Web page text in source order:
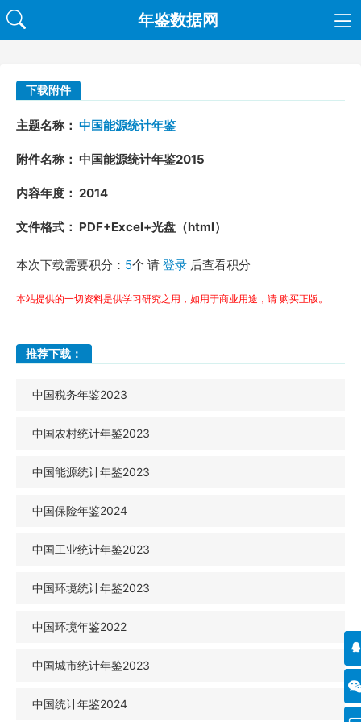
年鉴数据网
下载附件
主题名称： 中国能源统计年鉴
附件名称： 中国能源统计年鉴2015
内容年度： 2014
文件格式： PDF+Excel+光盘（html）
本次下载需要积分： 5个 请 登录 后查看积分
本站提供的一切资料是供学习研究之用，如用于商业用途，请 购买正版。
推荐下载：
中国税务年鉴2023
中国农村统计年鉴2023
中国能源统计年鉴2023
中国保险年鉴2024
中国工业统计年鉴2023
中国环境统计年鉴2023
中国环境年鉴2022
中国城市统计年鉴2023
中国统计年鉴2024